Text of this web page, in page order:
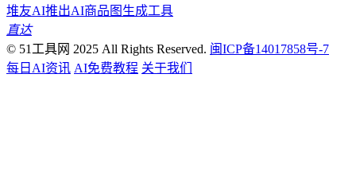
堆友AI推出AI商品图生成工具
直达
© 51工具网 2025 All Rights Reserved. 闽ICP备14017858号-7
每日AI资讯 AI免费教程 关于我们